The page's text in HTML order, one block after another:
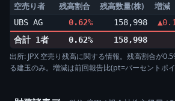
空売り者 残高割合 残高数量(株) 増減
UBS AG 0.62% 158,998
合計 1者
0.62% 158,998
出所: JPX 空売り残高に関する情報。残高割合が
る建玉のみ。増減は前回報告比(pt=パーセントポイ